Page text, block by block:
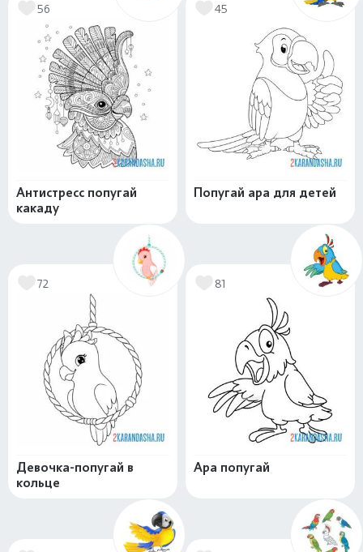
56
Антистресс попугай
какаду
45
Попугай ара для детей
72
Девочка-попугай в
кольце
81
Ара попугай